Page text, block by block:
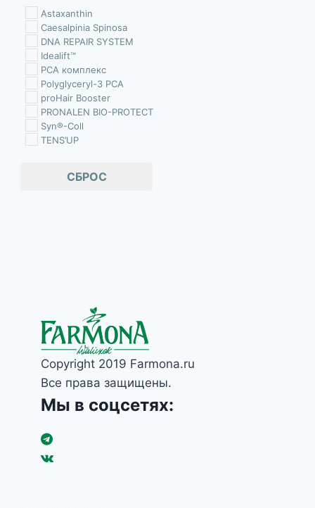
Astaxanthin
Caesalpinia Spinosa
DNA REPAIR SYSTEM
Idealift™
PCA комплекс
Polyglyceryl-3 PCA
proHair Booster
PRONALEN BIO-PROTECT
Syn®-Coll
TENS’UP
Аллоэ Вера
Витамин Д
Витамин Е
Витамин С
Водоросли
Гиалуронат натрия
Гиалуроновая кислота
Гидролизованный эластин
Глюконат кальция
ИНУЛИН
СБРОС
Copyright 2019 Farmona.ru
Все права защищены.
Мы в соцсетях: